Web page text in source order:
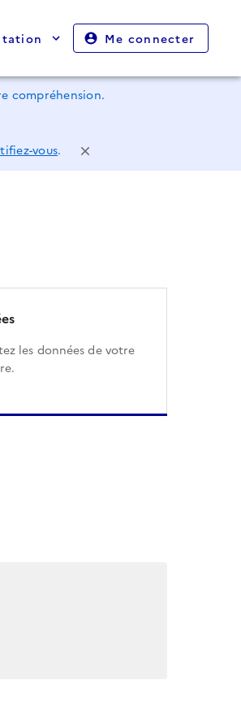
Me connecter
compréhension.
vous.
les données de votre